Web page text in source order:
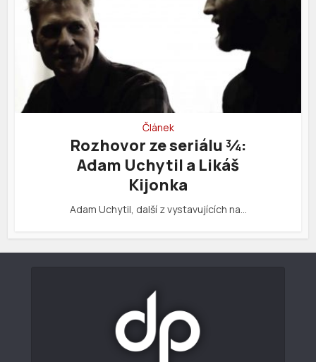
Článek
Rozhovor ze seriálu ¾:
Adam Uchytil a Likáš
Kijonka
Adam Uchytil, další z vystavujících na…